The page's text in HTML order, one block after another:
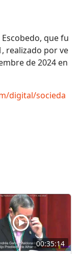
que fu
realizado por ve
de 2024 en
digital/socieda
00:35:14